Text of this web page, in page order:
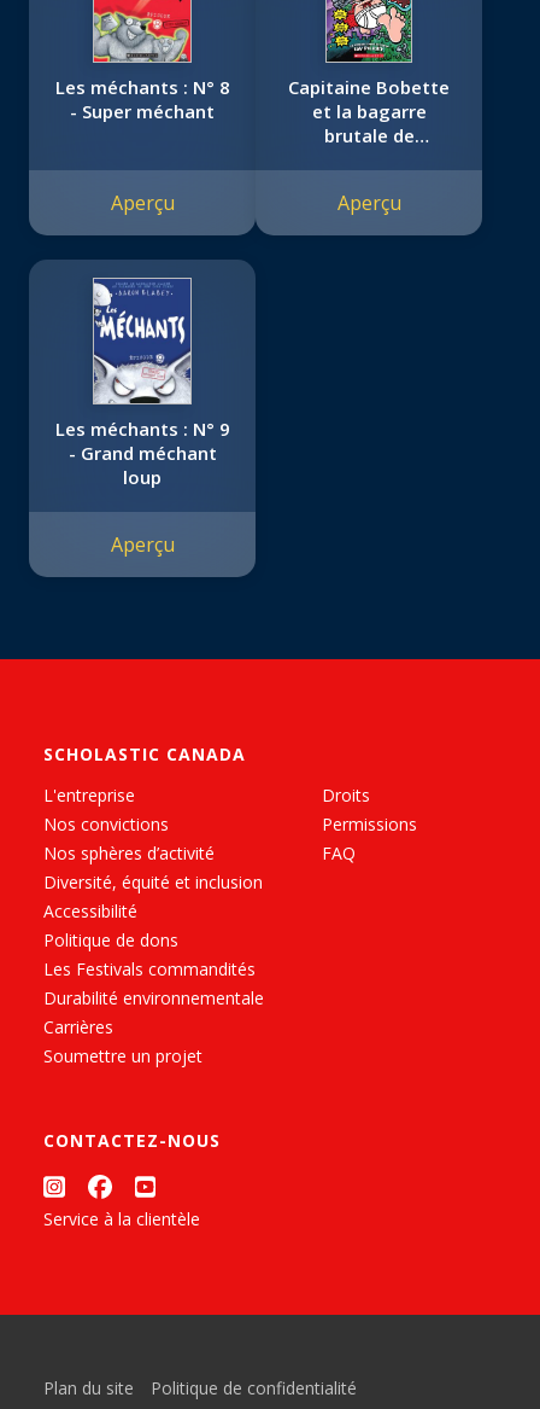
Les méchants : N° 8
- Super méchant
Aperçu
Capitaine Bobette
et la bagarre
brutale de
Aperçu
Les méchants : N° 9
- Grand méchant
loup
Aperçu
SCHOLASTIC CANADA
L'entreprise
Nos convictions
Nos sphères d’activité
Diversité, équité et inclusion
Accessibilité
Politique de dons
Les Festivals commandités
Durabilité environnementale
Carrières
Soumettre un projet
Droits
Permissions
FAQ
CONTACTEZ-NOUS
Service à la clientèle
Plan du site
Politique de confidentialité